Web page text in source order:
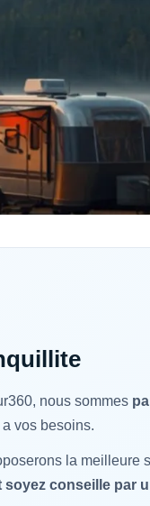
nous sommes
vos besoins.
la meilleure
conseille par